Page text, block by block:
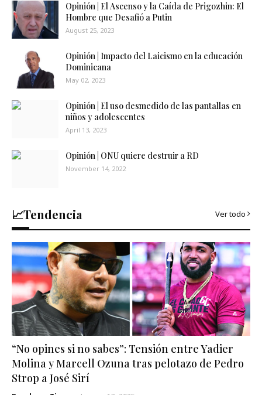
Opinión | El Ascenso y la Caída de Prigozhin: El
Hombre que Desafió a Putin
August 25, 2023
Opinión | Impacto del Laicismo en la educación
Dominicana
May 02, 2023
Opinión | El uso desmedido de las pantallas en
niños y adolescentes
April 13, 2023
Opinión | ONU quiere destruir a RD
November 14, 2022
📈Tendencia Ver todo
“No opines si no sabes”: Tensión entre Yadier
Molina y Marcell Ozuna tras pelotazo de Pedro
Strop a José Sirí